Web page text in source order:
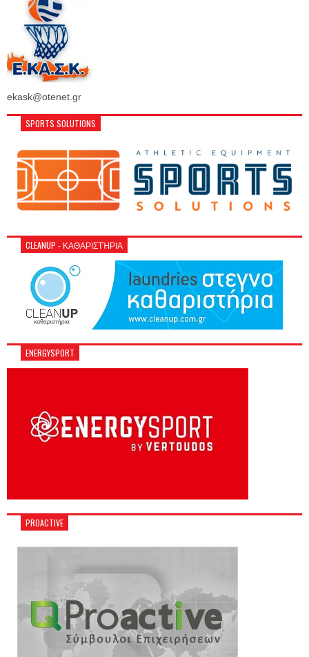
ekask@otenet.gr
SPORTS SOLUTIONS
CLEANUP - ΚΑΘΑΡΙΣΤΉΡΙΑ
ENERGYSPORT
PROACTIVE